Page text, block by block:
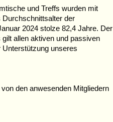
und Treffs wurden mit
der
2024 stolze 82,4 Jahre. Der
allen aktiven und passiven
Unterstützung unseres
den anwesenden Mitgliedern